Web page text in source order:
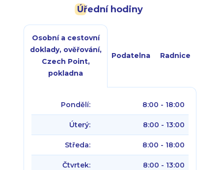
Úřední hodiny
Osobní a cestovní
doklady, ověřování,
Czech Point,
pokladna
Podatelna Radnice
Pondělí: 8:00 - 18:00
Úterý: 8:00 - 13:00
Středa: 8:00 - 18:00
Čtvrtek: 8:00 - 13:00